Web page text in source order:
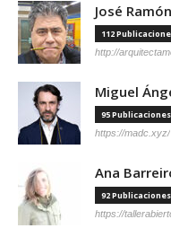
José
112
http://
Miguel
95 Publicaciones
https://madc.xyz/
Ana
92 Publicaciones
https://